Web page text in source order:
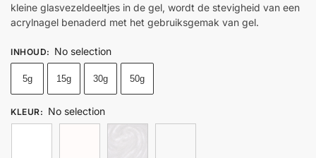
kleine glasvezeldeeltjes in de gel, wordt de stevigheid van een
acrylnagel benaderd met het gebruiksgemak van gel.
INHOUD: No selection
5g 15g 30g 50g
KLEUR: No selection